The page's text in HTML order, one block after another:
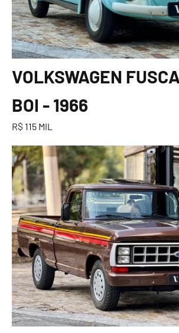
VOLKSWAGEN
BOI - 1966
R$ 115 MIL